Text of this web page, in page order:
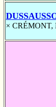
× CRÉMONT,